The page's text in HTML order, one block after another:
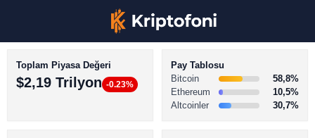
Toplam Piyasa Değeri
$2,19 Trilyon -0.23%
Pay Tablosu
Bitcoin
58,8%
Ethereum
10,5%
Altcoinler
30,7%